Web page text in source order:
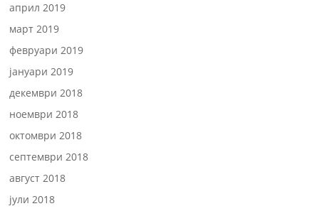
април 2019
март 2019
февруари 2019
јануари 2019
декември 2018
ноември 2018
октомври 2018
септември 2018
август 2018
јули 2018